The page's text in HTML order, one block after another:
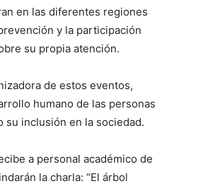
en las diferentes regiones
y la participación
su propia atención.
de estos eventos,
humano de las personas
su inclusión en la sociedad.
a personal académico de
la charla: “El árbol